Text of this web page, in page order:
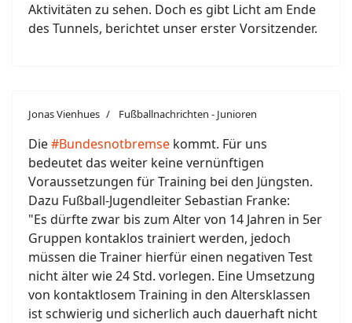
Aktivitäten zu sehen. Doch es gibt Licht am Ende
des Tunnels, berichtet unser erster Vorsitzender.
Jonas Vienhues Fußballnachrichten - Junioren
Die#Bundesnotbremse kommt. Für uns
bedeutet das weiter keine vernünftigen
Voraussetzungen für Training bei den Jüngsten.
Dazu Fußball-Jugendleiter Sebastian Franke:
"Es dürfte zwar bis zum Alter von 14 Jahren in 5er
Gruppen kontaklos trainiert werden, jedoch
müssen die Trainer hierfür einen negativen Test
nicht älter wie 24 Std. vorlegen. Eine Umsetzung
von kontaktlosem Training in den Altersklassen
ist schwierig und sicherlich auch dauerhaft nicht